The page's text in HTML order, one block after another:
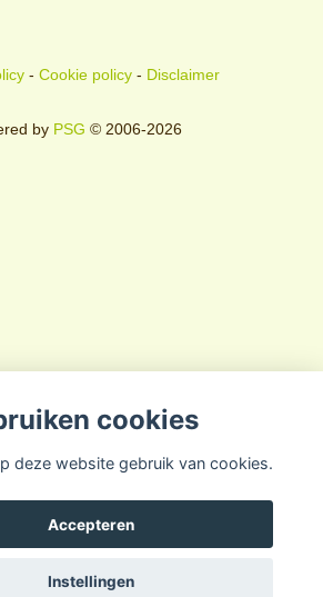
- Cookie policy- Disclaimer
by PSG © 2006-2026
cookies
deze website gebruik van cookies.
Accepteren
Instellingen